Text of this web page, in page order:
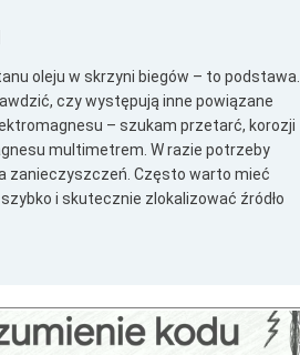
oleju w skrzyni biegów – to podstawa.
czy występują inne powiązane
– szukam przetarć, korozji
multimetrem. W razie potrzeby
zanieczyszczeń. Często warto mieć
i skutecznie zlokalizować źródło